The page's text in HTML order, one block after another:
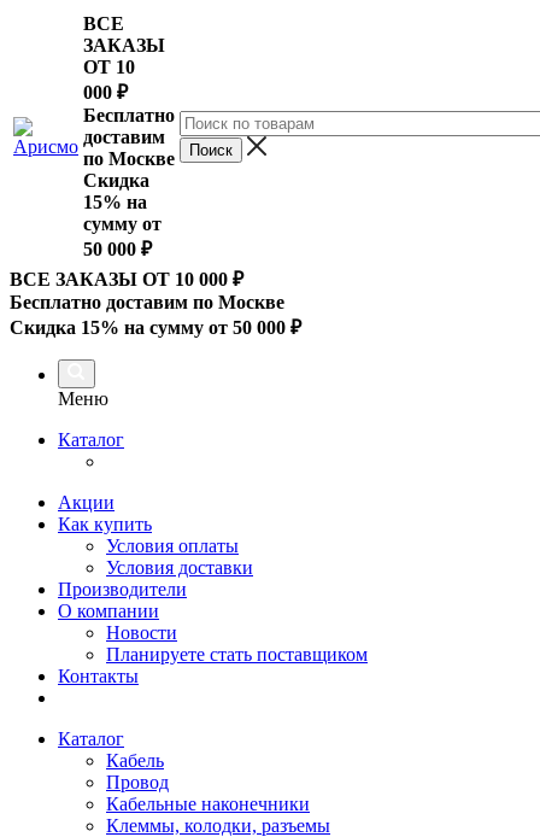
ВСЕ
ЗАКАЗЫ
ОТ 10
000 ₽
Бесплатно
доставим
по Москве
Скидка
15% на
сумму от
50 000 ₽
ВСЕ ЗАКАЗЫ ОТ 10 000 ₽
Бесплатно доставим по Москве
Скидка 15% на сумму от 50 000 ₽
Меню
Каталог
Акции
Как купить
Условия оплаты
Условия доставки
Производители
О компании
Новости
Планируете стать поставщиком
Контакты
Каталог
Кабель
Провод
Кабельные наконечники
Клеммы, колодки, разъемы